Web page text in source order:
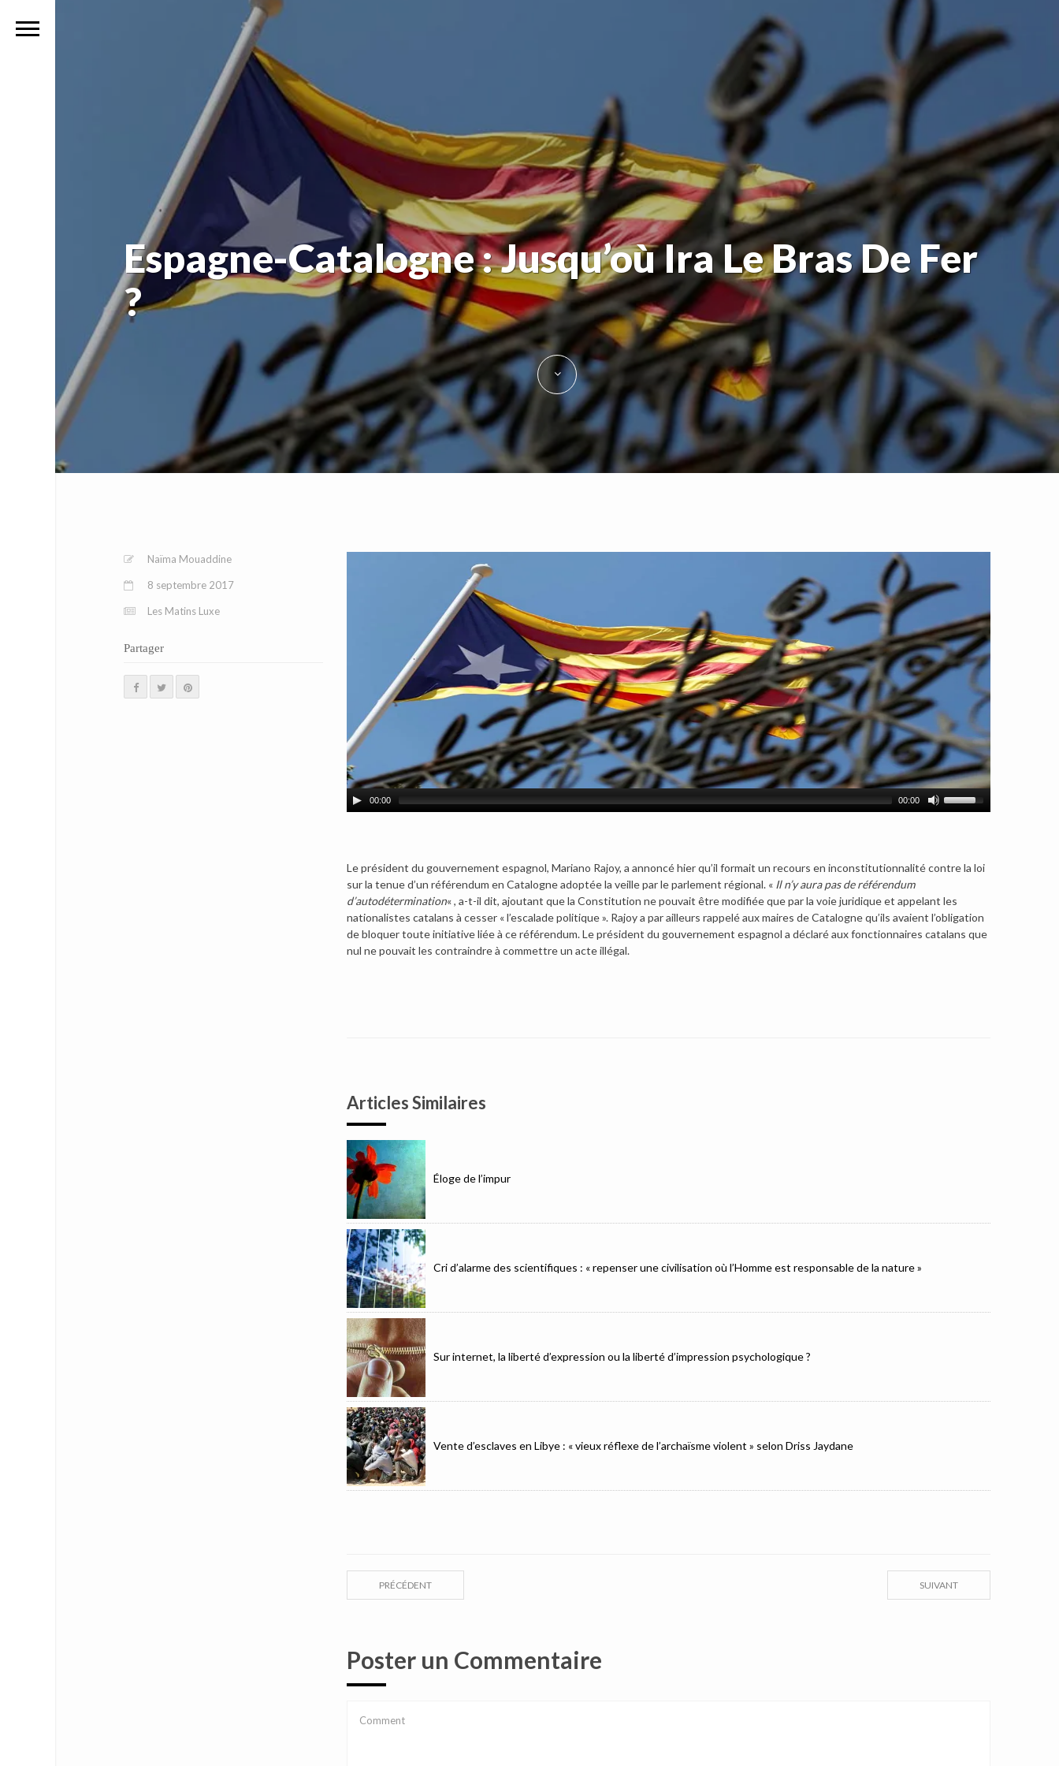
Espagne-Catalogne : Jusqu’où Ira Le Bras De Fer
?
Naïma Mouaddine
8 septembre 2017
Les Matins Luxe
Partager
00:00 00:00
Le président du gouvernement espagnol, Mariano Rajoy, a annoncé hier qu’il formait un recours en inconstitutionnalité contre la loi
sur la tenue d’un référendum en Catalogne adoptée la veille par le parlement régional. « Il n’y aura pas de référendum
d’autodétermination« , a-t-il dit, ajoutant que la Constitution ne pouvait être modifiée que par la voie juridique et appelant les
nationalistes catalans à cesser « l’escalade politique ». Rajoy a par ailleurs rappelé aux maires de Catalogne qu’ils avaient l’obligation
de bloquer toute initiative liée à ce référendum. Le président du gouvernement espagnol a déclaré aux fonctionnaires catalans que
nul ne pouvait les contraindre à commettre un acte illégal.
Articles Similaires
Éloge de l’impur
Cri d’alarme des scientifiques : « repenser une civilisation où l’Homme est responsable de la nature »
Sur internet, la liberté d’expression ou la liberté d’impression psychologique ?
Vente d’esclaves en Libye : « vieux réflexe de l’archaïsme violent » selon Driss Jaydane
SUIVANT
PRÉCÉDENT
Poster un Commentaire